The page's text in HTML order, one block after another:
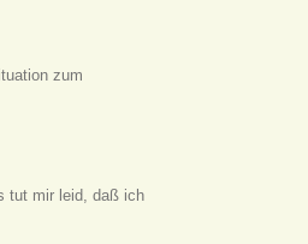
zum
tut mir leid, daß ich